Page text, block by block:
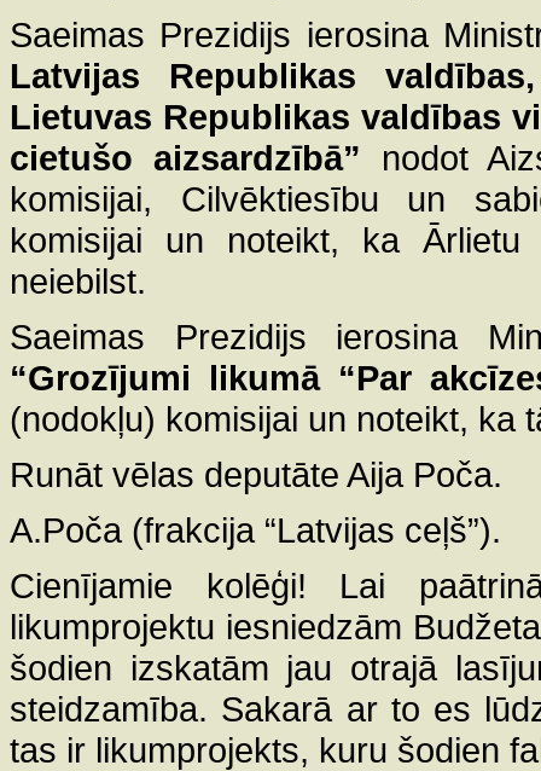
Saeimas Prezidijs ierosina
Latvijas Republikas
Lietuvas Republikas valdības
cietušo aizsardzībā” nodot
komisijai, Cilvēktiesību un
komisijai un noteikt, ka Ārlietu
neiebilst.
Saeimas Prezidijs ierosina
“Grozījumi likumā “Par
(nodokļu) komisijai un noteikt, ka
Runāt vēlas deputāte Aija Poča.
A.Poča (frakcija “Latvijas ceļš”).
Cienījamie kolēģi! Lai
likumprojektu iesniedzām
šodien izskatām jau otrajā
steidzamība. Sakarā ar to es
tas ir likumprojekts, kuru šodien